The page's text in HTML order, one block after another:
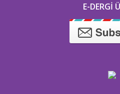
E-DERGI